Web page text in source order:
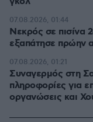
Νεκρός σε πισίνα
εξαπάτησε πρώην
07.08.2026, 01:44
Συναγερμός στη
πληροφορίες για
οργανώσεις και
07.08.2026, 01:21